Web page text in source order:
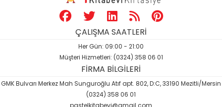
ÇALIŞMA SAATLERİ
Her Gün: 09:00 - 21:00
Müşteri Hizmetleri: (0324) 358 06 01
FİRMA BİLGİLERİ
GMK Bulvarı Merkez Mah Sunguroğlu Atıf apt. 802, D:C, 33190 Mezitli/Mersin
(0324) 358 06 01